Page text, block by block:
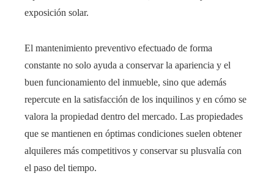
exposición solar.
El mantenimiento preventivo efectuado de forma
constante no solo ayuda a conservar la apariencia y el
buen funcionamiento del inmueble, sino que además
repercute en la satisfacción de los inquilinos y en cómo se
valora la propiedad dentro del mercado. Las propiedades
que se mantienen en óptimas condiciones suelen obtener
alquileres más competitivos y conservar su plusvalía con
el paso del tiempo.